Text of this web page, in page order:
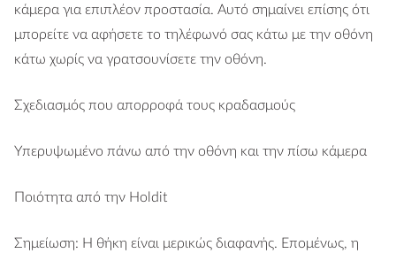
κάμερα για επιπλέον προστασία. Αυτό σημαίνει επίσης ότι
μπορείτε να αφήσετε το τηλέφωνό σας κάτω με την οθόνη
κάτω χωρίς να γρατσουνίσετε την οθόνη.
Σχεδιασμός που απορροφά τους κραδασμούς
Υπερυψωμένο πάνω από την οθόνη και την πίσω κάμερα
Ποιότητα από την Holdit
Σημείωση: Η θήκη είναι μερικώς διαφανής. Επομένως, η